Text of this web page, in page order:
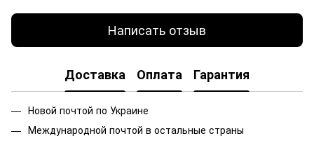
Написать отзыв
Доставка Оплата Гарантия
Новой почтой по Украине
Международной почтой в остальные страны